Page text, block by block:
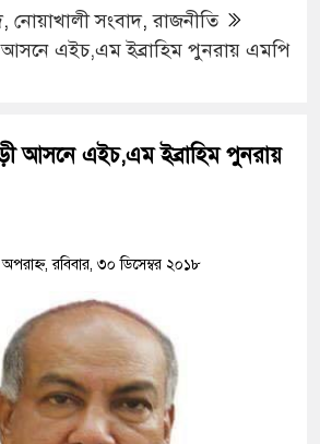
, নোয়াখালী সংবাদ,রাজনীতি
এইচ,এম ইব্রাহিম পুনরায় এমপি
আসনে এইচ,এম ইব্রাহিম পুনরায়
রবিবার, ৩০ ডিসেম্বর ২০১৮